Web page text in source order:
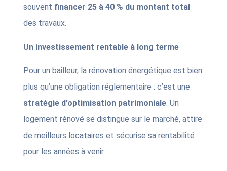
souvent financer 25 à 40 % du montant total
des travaux.
Un investissement rentable à long terme
Pour un bailleur, la rénovation énergétique est bien
plus qu’une obligation réglementaire : c’est une
stratégie d’optimisation patrimoniale. Un
logement rénové se distingue sur le marché, attire
de meilleurs locataires et sécurise sa rentabilité
pour les années à venir.